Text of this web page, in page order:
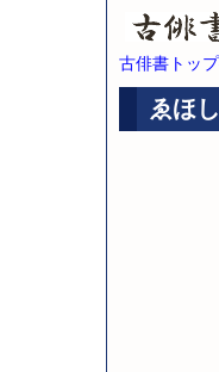
古俳書トッ
ゑほ